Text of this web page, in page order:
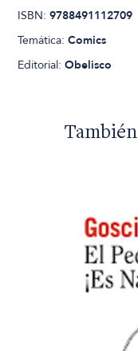
ISBN:9788491112709
Temática:Comics
Editorial:Obelisco